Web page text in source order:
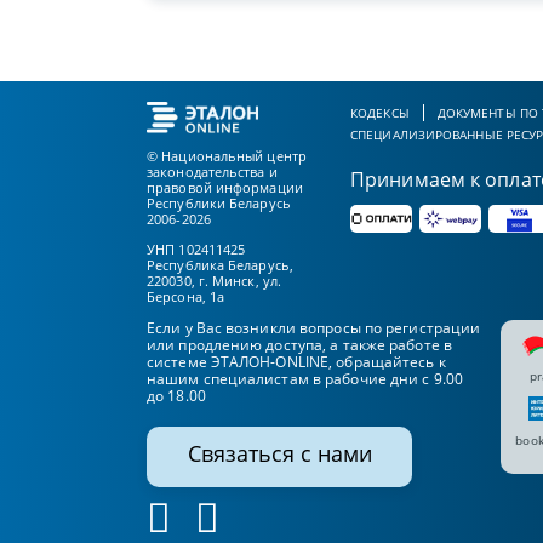
© Национальный центр
законодательства и
правовой информации
Республики Беларусь
2006-2026
УНП 102411425
Республика Беларусь,
220030, г. Минск, ул.
Берсона, 1а
КОДЕКСЫ
ДОКУМЕНТЫ ПО
СПЕЦИАЛИЗИРОВАННЫЕ
Принимаем к
Если у Вас возникли вопросы по регистрации
или продлению доступа, а также работе в
системе ЭТАЛОН-ONLINE, обращайтесь к
нашим специалистам в рабочие дни с 9.00
до 18.00
Связаться с нами